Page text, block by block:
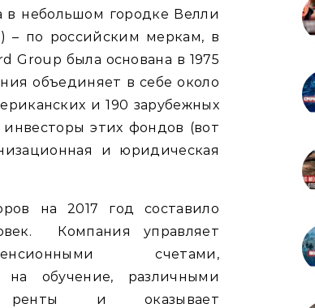
небольшом городке Велли
– по российским меркам, в
Group была основана в 1975
объединяет в себе около
и 190 зарубежных
этих фондов (вот
и юридическая
на 2017 год составило
Компания управляет
счетами,
на обучение, различными
ренты и оказывает